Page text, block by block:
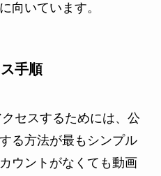
向いています。
手順
セスするためには、公
る方法が最もシンプル
ウントがなくても動画